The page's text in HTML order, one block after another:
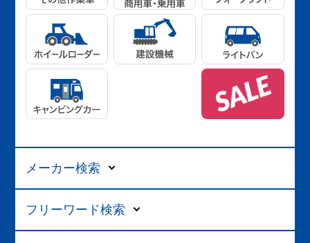
メーカー検索
フリーワード検索